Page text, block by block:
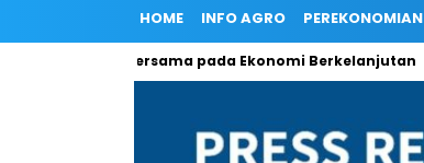
HOME INFO AGRO PEREKONOMIAN
Komitmen Bersama pada Ekonomi Berkelanjutan